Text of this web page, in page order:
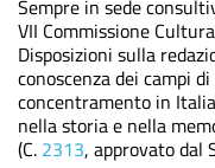
Sempre in sede
VII Commissione
Disposizioni sulla
conoscenza dei campi
concentramento in
nella storia e nella
(C. 2313, approvato dal